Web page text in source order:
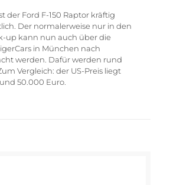
der Ford F-150 Raptor kräftig
Der normalerweise nur in den
up kann nun auch über die
in München nach
werden. Dafür werden rund
Vergleich: der US-Preis liegt
50.000 Euro.